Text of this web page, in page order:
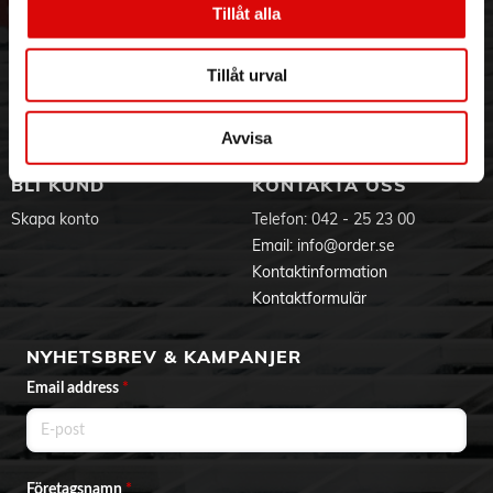
Tillåt alla
Tillåt urval
Avvisa
Visselblåsning
Aktuellt på Order
Ansökan om RMA
Godsefterlysning & Felleverans
Integritetspolicy
Om cookies
BLI KUND
Skapa konto
KONTAKTA OSS
Telefon: 042 - 25 23 00
Email: info@order.se
Kontaktinformation
Kontaktformulär
NYHETSBREV & KAMPANJER
Email address *
Företagsnamn *